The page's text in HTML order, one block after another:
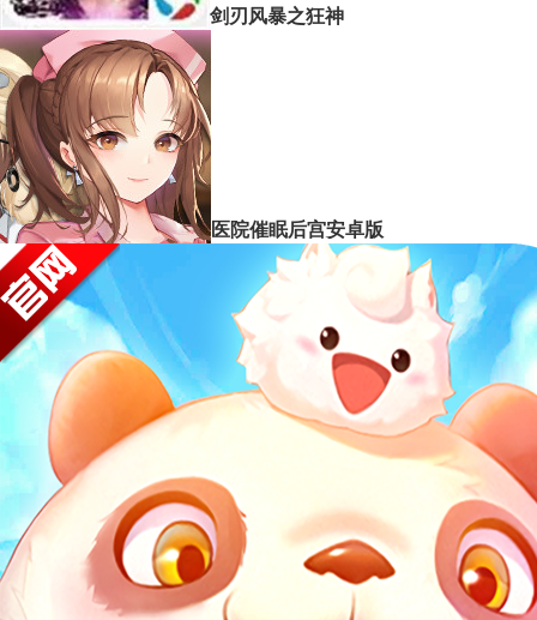
剑刃风暴之狂神
医院催眠后宫安卓版